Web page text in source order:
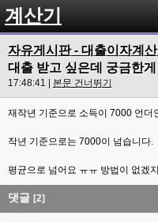
계산기
자유게시판 - 대출이자계산
대출 받고 싶은데 궁금한
17:48:41 | 본문 건너뛰기
재작년 기준으로 소득이 7000 언더
작년 기준으로는 7000이 넘습니다.
평균으로 넘어요 ㅠㅠ 방법이 없겠
댓글 [2]